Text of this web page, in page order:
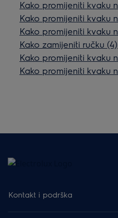
Kako promijeniti kvaku
Kako promijeniti kvaku
Kako promijeniti kvaku
Kako zamijeniti ručku (4)
Kako promijeniti kvaku
Kako promijeniti kvaku
Kontakt i podrška